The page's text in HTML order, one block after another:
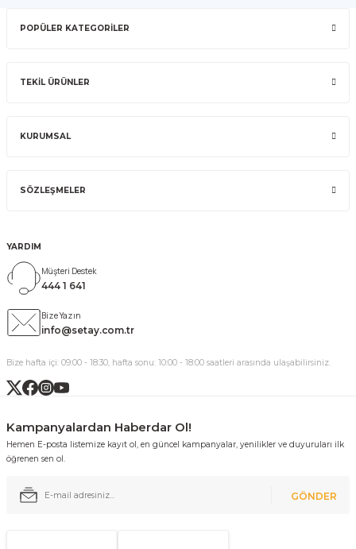
POPÜLER KATEGORİLER
TEKİL ÜRÜNLER
KURUMSAL
SÖZLEŞMELER
YARDIM
Müşteri Destek
444 1 641
Bize Yazın
info@setay.com.tr
Bize hafta içi: 09:00 - 18:30, hafta sonu: 10:00 - 18:00 saatleri arasında ulaşabilirsiniz.
Kampanyalardan Haberdar Ol!
Hemen E-posta listemize kayıt ol, en güncel kampanyalar, yenilikler ve duyuruları ilk
öğrenen sen ol.
GÖNDER